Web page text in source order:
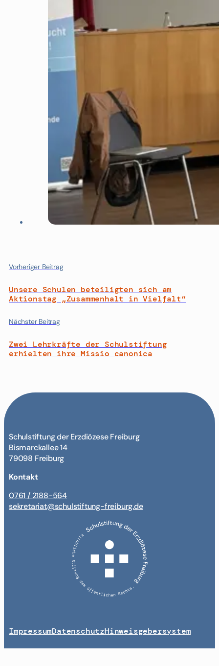
Vorheriger Beitrag
Unsere Schulen beteiligten sich am
Aktionstag „Zusammenhalt in Vielfalt“
Nächster Beitrag
Zwei Lehrkräfte der Schulstiftung
erhielten ihre Missio canonica
Schulstiftung der Erzdiözese Freiburg
Bismarckallee 14
79098 Freiburg
Kontakt
0761 / 2188-564
sekretariat@schulstiftung-freiburg.de
ImpressumDatenschutzHinweisgebersystem